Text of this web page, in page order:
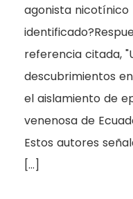
agonista nicotínico
referencia citada,
descubrimientos
el aislamiento de
venenosa de
Estos autores
[…]